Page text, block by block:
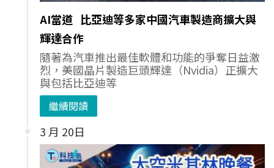
AI當道 比亞迪等多家中國汽車製造商擴大與
輝達合作
隨著為汽車推出最佳軟體和功能的爭奪日益激
烈，美國晶片製造巨頭輝達（Nvidia）正擴大
與包括比亞迪等
繼續閱讀
3 月 20日